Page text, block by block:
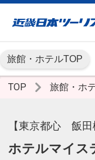
旅館・ホテルTOP
TOP 旅館・ホ
【東京都心 飯田
ホテルマイス